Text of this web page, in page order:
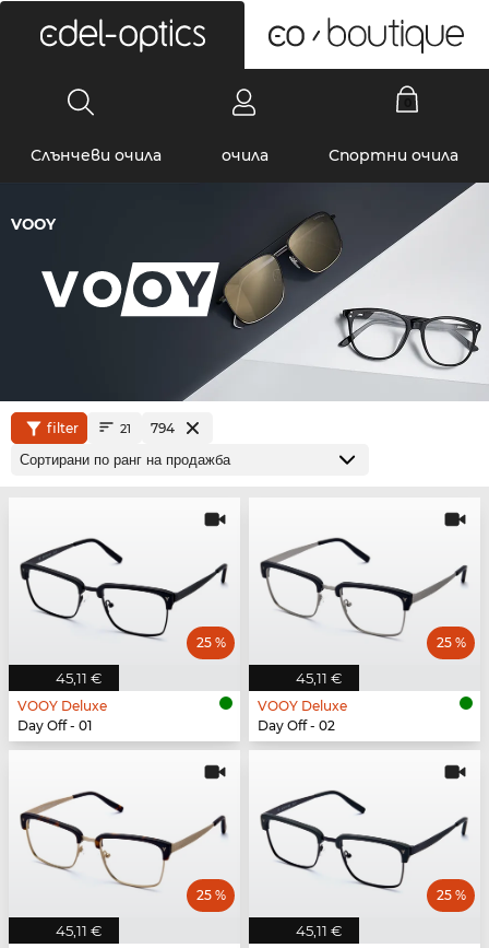
Слънчеви очила очила Спортни очила
VOOY
filter 21 794
45,11 €
25 %
VOOY Deluxe
Day Off - 01
45,11 €
25 %
VOOY Deluxe
Day Off - 02
45,11 €
25 %
45,11 €
25 %